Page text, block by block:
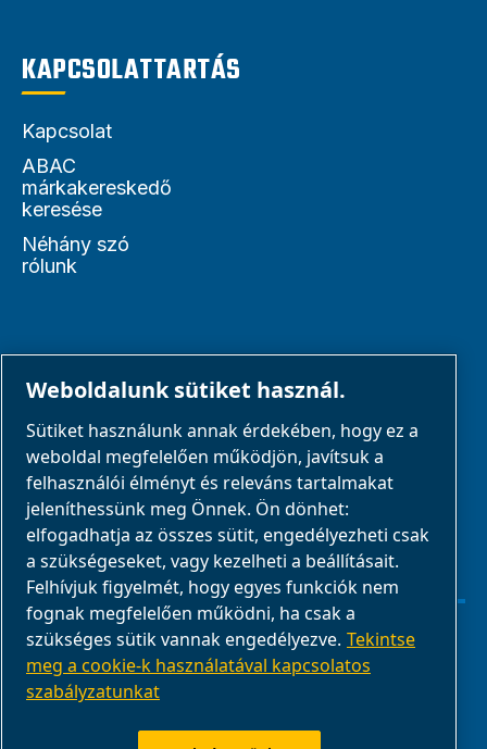
KAPCSOLATTARTÁS
Kapcsolat
ABAC
márkakereskedő
keresése
Néhány szó
rólunk
PARTNEREK
Üzleti partnerek
E-Connect 2,0
Üzleti portál
ABAC
médiagaléria
Sütibeállítások kezelése
Weboldalunk sütiket használ.
Sütiket használunk annak érdekében, hogy ez a
weboldal megfelelően működjön, javítsuk a
felhasználói élményt és releváns tartalmakat
jeleníthessünk meg Önnek. Ön dönhet:
elfogadhatja az összes sütit, engedélyezheti csak
a szükségeseket, vagy kezelheti a beállításait.
Felhívjuk figyelmét, hogy egyes funkciók nem
fognak megfelelően működni, ha csak a
szükséges sütik vannak engedélyezve. Tekintse
meg a cookie-k használatával kapcsolatos
szabályzatunkat